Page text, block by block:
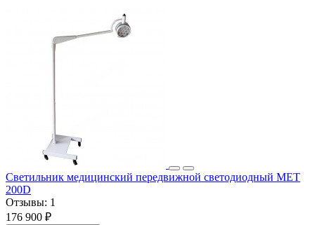
Светильник медицинский передвижной светодиодный МЕТ
200D
Отзывы: 1
176 900 ₽